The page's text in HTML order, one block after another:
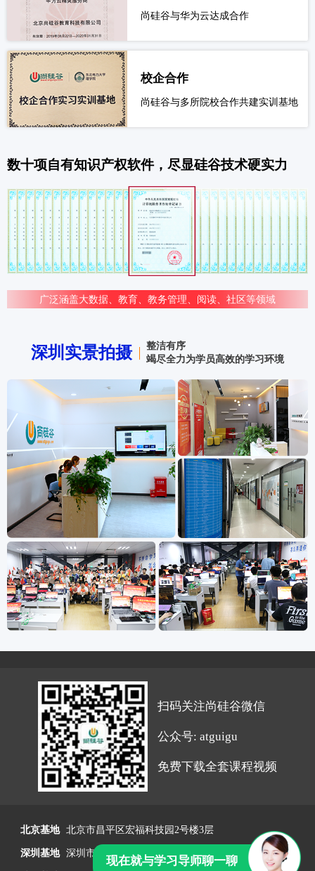
尚硅谷与华为云达成合作
校企合作
尚硅谷与多所院校合作共建实训基地
数十项自有知识产权软件，尽显硅谷技术硬实力
广泛涵盖大数据、教育、教务管理、阅读、社区等领域
深圳实景拍摄
整洁有序
竭尽全力为学员高效的学习环境
扫码关注尚硅谷微信
公众号: atguigu
免费下载全套课程视频
北京基地 北京市昌平区宏福科技园2号楼3层
深圳基地 深圳市宝安区西部硅谷大厦B座A区一层
现在就与学习导师聊一聊